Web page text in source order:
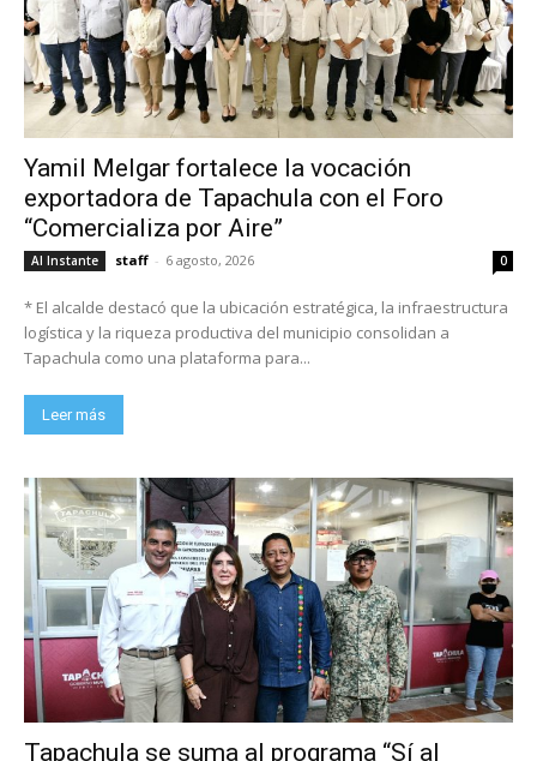
Yamil Melgar fortalece la vocación
exportadora de Tapachula con el Foro
“Comercializa por Aire”
Al Instante staff - 6 agosto, 2026 0
* El alcalde destacó que la ubicación estratégica, la infraestructura
logística y la riqueza productiva del municipio consolidan a
Tapachula como una plataforma para...
Leer más
Tapachula se suma al programa “Sí al